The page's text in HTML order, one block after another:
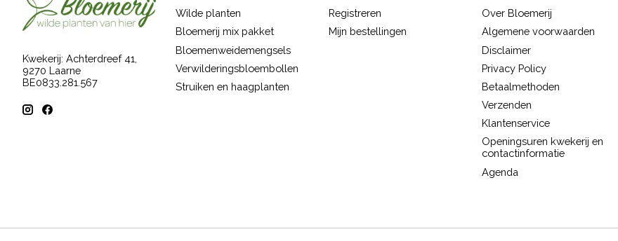
Kwekerij: Achterdreef 41,
9270 Laarne
BE0833.281.567
Wilde planten
Bloemerij mix pakket
Bloemenweidemengsels
Verwilderingsbloembollen
Struiken en haagplanten
Registreren
Mijn bestellingen
Over Bloemerij
Algemene voorwaarden
Disclaimer
Privacy Policy
Betaalmethoden
Verzenden
Klantenservice
Openingsuren kwekerij en
contactinformatie
Agenda